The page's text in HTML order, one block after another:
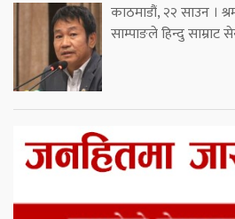
काठमाडौं, २२ साउन ।
साम्पाङले हिन्दु साम्राट